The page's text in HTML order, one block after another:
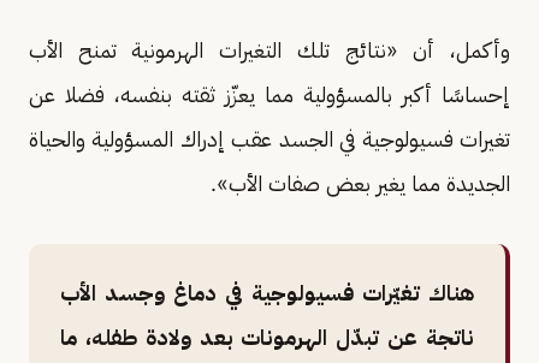
وأكمل، أن «نتائج تلك التغيرات الهرمونية تمنح الأب
إحساسًا أكبر بالمسؤولية مما يعزّز ثقته بنفسه، فضلا عن
تغيرات فسيولوجية في الجسد عقب إدراك المسؤولية والحياة
الجديدة مما يغير بعض صفات الأب».
هناك تغيّرات فسيولوجية في دماغ وجسد الأب
ناتجة عن تبدّل الهرمونات بعد ولادة طفله، ما